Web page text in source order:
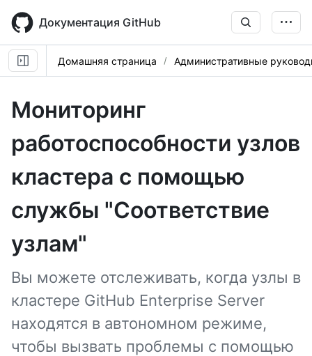
main
content
Документация GitHub
Домашняя страница Административные
Мониторинг
работоспособности узлов
кластера с помощью
службы "Соответствие
узлам"
Вы можете отслеживать, когда узлы в
кластере GitHub Enterprise Server
находятся в автономном режиме,
чтобы вызвать проблемы с помощью